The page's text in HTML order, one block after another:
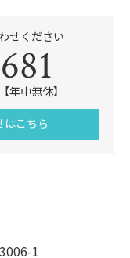
1
せください
年中無休】
はこちら